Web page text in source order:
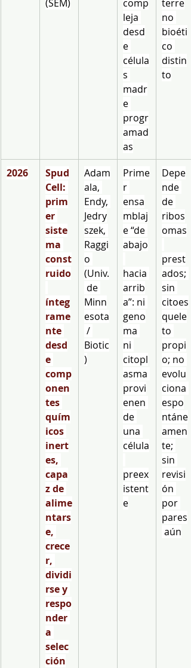
(SEM)
comp
leja
desd
e
célula
s
madr
e
progr
amad
as
terre
no
bioéti
co
distin
to
2026
Spud
Cell:
prim
er
siste
ma
const
ruido
ínteg
rame
nte
desd
e
comp
onen
tes
quím
icos
inert
es,
capa
z de
alime
ntars
e,
crece
r,
dividi
rse y
respo
nder
a
selec
ción
Adam
ala,
Endy,
Jedry
szek,
Raggi
o
(Univ.
de
Minn
esota
/
Biotic
)
Prime
r
ensa
mblaj
e “de
abajo
hacia
arrib
a”: ni
geno
ma
ni
citopl
asma
provi
enen
de
una
célula
preex
istent
e
Depe
nde
de
ribos
omas
prest
ados;
sin
citoes
quele
to
propi
o; no
evolu
ciona
espo
ntáne
amen
te;
sin
revisi
ón
por
pares
aún